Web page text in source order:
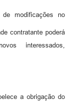
modificações no
contratante poderá
interessados,
a obrigação do